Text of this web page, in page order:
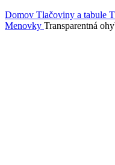
Domov Tlačoviny a tabule
Menovky Transparentná